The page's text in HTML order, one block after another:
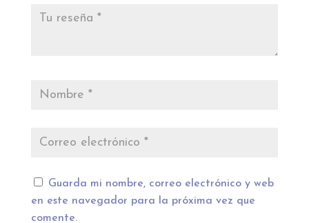
Guarda mi nombre, correo electrónico y web
en este navegador para la próxima vez que
comente.